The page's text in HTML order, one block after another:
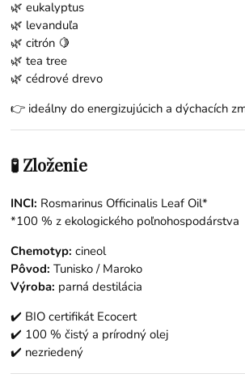
🌿eukalyptus
🌿 levanduľa
🌿citrón 🍋
🌿tea tree
🌿cédrové drevo
👉 ideálny do energizujúcich a dýchacích
🧪 Zloženie
INCI: Rosmarinus Officinalis Leaf Oil*
*100 % z ekologického poľnohospodárstva
Chemotyp: cineol
Pôvod: Tunisko / Maroko
Výroba: parná destilácia
✔️ BIO certifikát Ecocert
✔️ 100 % čistý a prírodný olej
✔️ nezriedený